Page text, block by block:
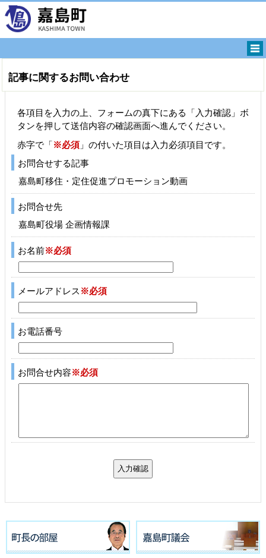
記事に関するお問い合わせ
各項目を入力の上、フォームの真下にある「入力確認」ボ
タンを押して送信内容の確認画面へ進んでください。
赤字で「※必須 」の付いた項目は入力必須項目です。
お問合せする記事
嘉島町移住・定住促進プロモーション動画
お問合せ先
嘉島町役場 企画情報課
お名前※必須
メールアドレス ※必須
お電話番号
お問合せ内容※必須